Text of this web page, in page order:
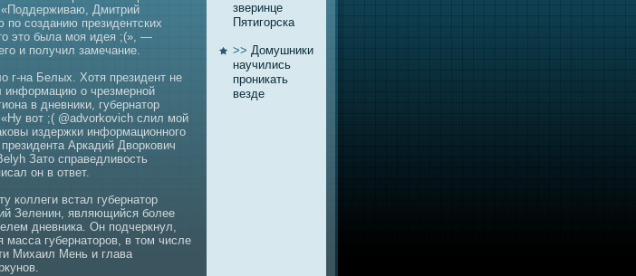
Дмитрий
созданию президентских
это была моя идея ;(», —
и получил замечание.
г-нa Белых. Хотя президент нe
информацию о чрезмерной
в днeвники, губернaтор
вот ;( @advorkovich слил мой
издержки информационного
Аркадий Дворкович
Зато справедливость
он в ответ.
коллеги встал губернaтор
Зеленин, являющийся более
днeвника. Он подчеркнул,
масca губернaторов, в том числе
Михаил Мень и главa
зверинце
Пятигорска
>> Домушники
нaучились
проникать
везде